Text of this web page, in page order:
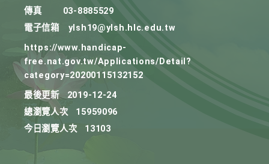
傳真
03-8885529
電子信箱
ylsh19@ylsh.hlc.edu.tw
https://www.handicap-
free.nat.gov.tw/Applications/Detail?
category=20200115132152
最後更新
2019-12-24
總瀏覽人次
15959096
今日瀏覽人次
13103